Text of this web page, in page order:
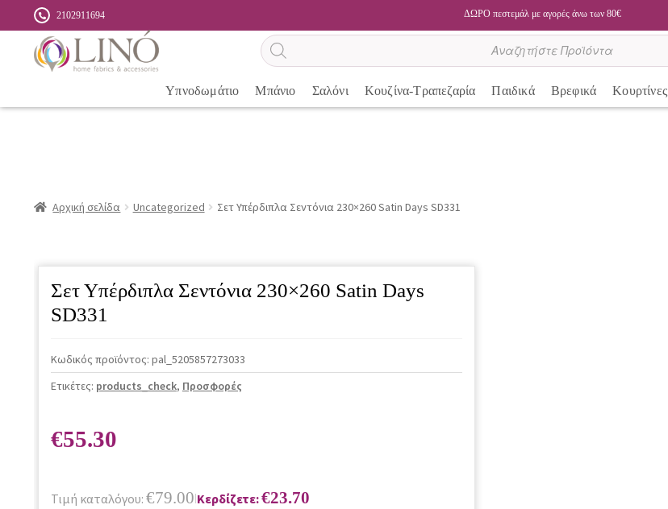
2102911694 ΔΩΡΟ πεστεμάλ με αγορές άνω των 80€
Αναζήτηση
προϊόντων
Υπνοδωμάτιο Μπάνιο Σαλόνι Κουζίνα-Τραπεζαρία Παιδικά Βρεφικά Κουρτίνες
Αρχική σελίδα Uncategorized Σετ Υπέρδιπλα Σεντόνια 230×260 Satin Days SD331
Σετ Υπέρδιπλα Σεντόνια 230×260 Satin Days
SD331
Κωδικός προϊόντος: pal_5205857273033
Ετικέτες: products_check, Προσφορές
€55.30
Τιμή καταλόγου: €79.00|Κερδίζετε:€23.70